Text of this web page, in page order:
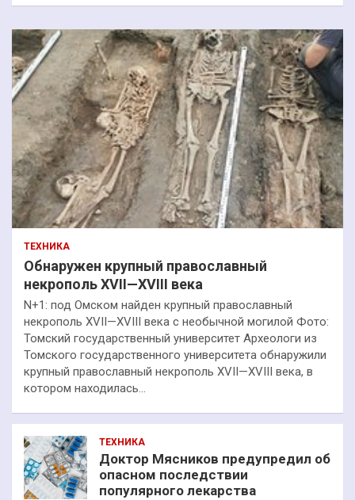
ТЕХНИКА
Обнаружен крупный православный
некрополь XVII—XVIII века
N+1: под Омском найден крупный православный
некрополь XVII—XVIII века с необычной могилой Фото:
Томский государственный университет Археологи из
Томского государственного университета обнаружили
крупный православный некрополь XVII—XVIII века, в
котором находилась…
ТЕХНИКА
Доктор Мясников предупредил об
опасном последствии
популярного лекарства